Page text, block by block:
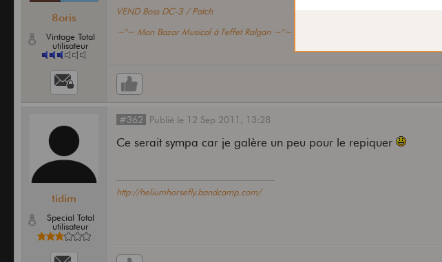
8oris
Vintage Total
utilisateur
VEND Boss DC-3 / Patch
~°~ Mon Bazar Musical à l'effet Ralgan ~°~
tidim
Special Total
utilisateur
#362 Publié le 12 Sep 2011, 13:28
Ce serait sympa car je galère un peu pour le repiquer
http://heliumhorsefly.bandcamp.com/